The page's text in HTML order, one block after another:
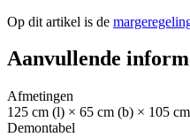
Op dit artikel is de
Aanvullende
Afmetingen
125 cm (l) × 65 cm (b) × 105
Demontabel